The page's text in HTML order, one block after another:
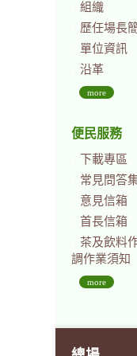
組織
歷任場長
單位資訊
沿革
more
便民服務
下載專區
常見問答
意見信箱
首長信箱
茶及飲料
調作業須知
more